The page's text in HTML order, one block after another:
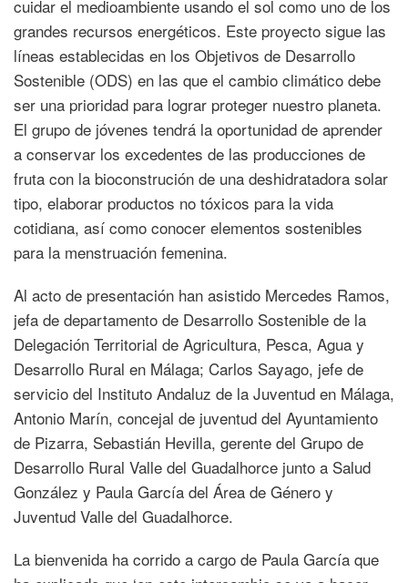
cuidar el medioambiente usando el sol como uno de los
grandes recursos energéticos. Este proyecto sigue las
líneas establecidas en los Objetivos de Desarrollo
Sostenible (ODS) en las que el cambio climático debe
ser una prioridad para lograr proteger nuestro planeta.
El grupo de jóvenes tendrá la oportunidad de aprender
a conservar los excedentes de las producciones de
fruta con la bioconstrución de una deshidratadora solar
tipo, elaborar productos no tóxicos para la vida
cotidiana, así como conocer elementos sostenibles
para la menstruación femenina.
Al acto de presentación han asistido Mercedes Ramos,
jefa de departamento de Desarrollo Sostenible de la
Delegación Territorial de Agricultura, Pesca, Agua y
Desarrollo Rural en Málaga; Carlos Sayago, jefe de
servicio del Instituto Andaluz de la Juventud en Málaga,
Antonio Marín, concejal de juventud del Ayuntamiento
de Pizarra, Sebastián Hevilla, gerente del Grupo de
Desarrollo Rural Valle del Guadalhorce junto a Salud
González y Paula García del Área de Género y
Juventud Valle del Guadalhorce.
La bienvenida ha corrido a cargo de Paula García que